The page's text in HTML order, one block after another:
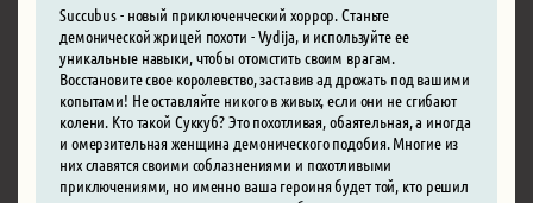
Succubus - новый приключенческий хоррор. Станьте
демонической жрицей похоти - Vydija, и используйте ее
уникальные навыки, чтобы отомстить своим врагам.
Восстановите свое королевство, заставив ад дрожать под вашими
копытами! Не оставляйте никого в живых, если они не сгибают
колени. Кто такой Суккуб? Это похотливая, обаятельная, а иногда
и омерзительная женщина демонического подобия. Многие из
них славятся своими соблазнениями и похотливыми
приключениями, но именно ваша героиня будет той, кто решил